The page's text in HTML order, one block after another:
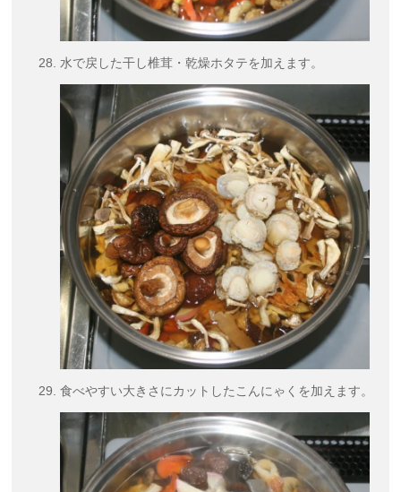
水で戻した干し椎茸・乾燥ホタテを加えます。
食べやすい大きさにカットしたこんにゃくを加えます。